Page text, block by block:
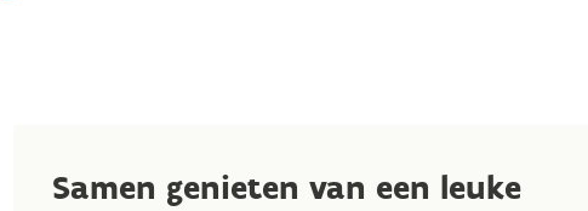
Samen genieten van een leuke